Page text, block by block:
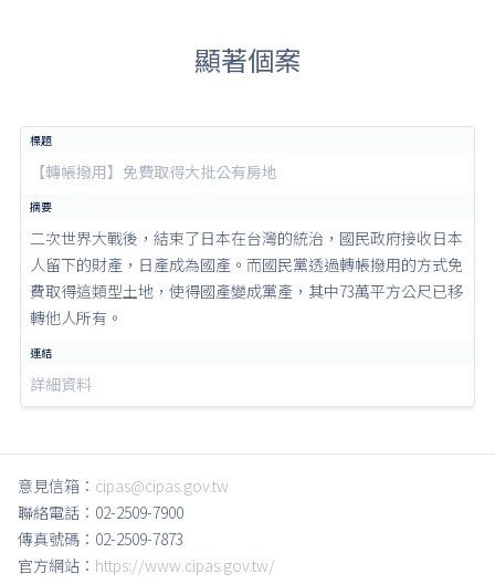
顯著個案
【轉帳撥用】免費取得大批公有房地
二次世界大戰後，結束了日本在台灣的統治，國民政府接收日本
人留下的財產，日產成為國產。而國民黨透過轉帳撥用的方式免
費取得這類型土地，使得國產變成黨產，其中73萬平方公尺已移
轉他人所有。
詳細資料
意見信箱： cipas@cipas.gov.tw
聯絡電話：02-2509-7900
傳真號碼：02-2509-7873
官方網站： https://www.cipas.gov.tw/